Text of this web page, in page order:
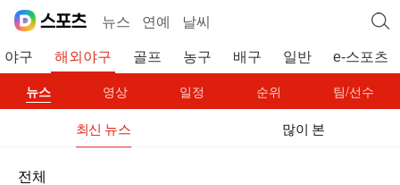
뉴스 연예 날씨
야구 해외야구 골프 농구 배구 일반 e-스포츠
뉴스 영상 일정 순위 팀/선수
최신 뉴스 많이 본
전체